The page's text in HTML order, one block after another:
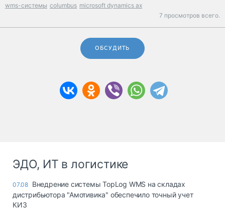
wms-системы columbus microsoft dynamics ax
7 просмотров всего.
ОБСУДИТЬ
ЭДО, ИТ в логистике
07.08 Внедрение системы TopLog WMS на складах
дистрибьютора "Амотивика" обеспечило точный учет
КИЗ